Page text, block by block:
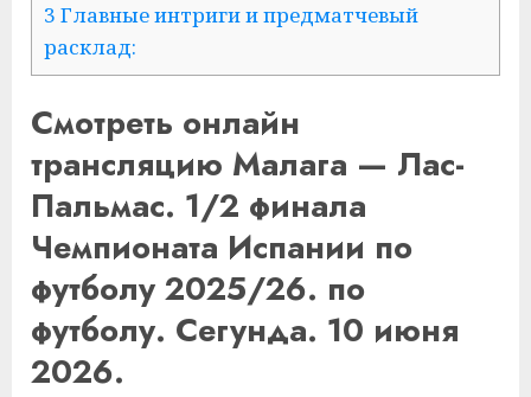
3 Главные интриги и предматчевый
расклад:
Смотреть онлайн
трансляцию Малага — Лас-
Пальмас. 1/2 финала
Чемпионата Испании по
футболу 2025/26. по
футболу. Сегунда. 10 июня
2026.